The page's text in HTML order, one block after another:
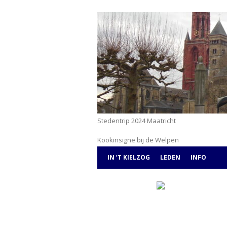
Stedentrip 2024 Maatricht
Kookinsigne bij de Welpen
Scouting
IN ’T KIELZOG LEDEN INFO